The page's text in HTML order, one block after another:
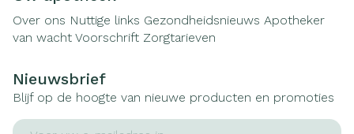
Over ons Nuttige links Gezondheidsnieuws Apotheker
van wacht Voorschrift Zorgtarieven
Nieuwsbrief
Blijf op de hoogte van nieuwe producten en promoties
E-mail adres